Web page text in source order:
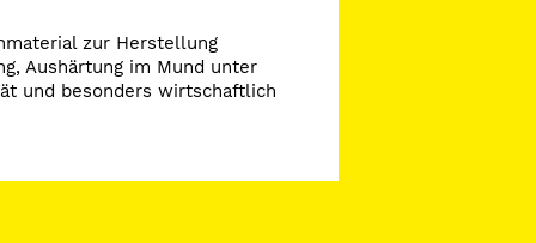
zur Herstellung
Aushärtung im Mund unter
und besonders wirtschaftlich